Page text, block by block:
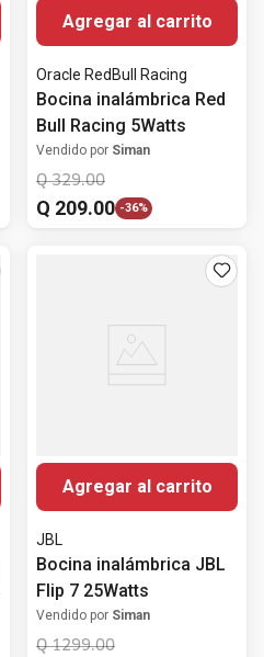
Agregar al carrito
Oracle RedBull Racing
Bocina inalámbrica Red
Bull Racing 5Watts
Vendido por Siman
Q 329.00
Q 209.00 -36%
Agregar al carrito
JBL
Bocina inalámbrica JBL
Flip 7 25Watts
Vendido por Siman
Q 1299.00